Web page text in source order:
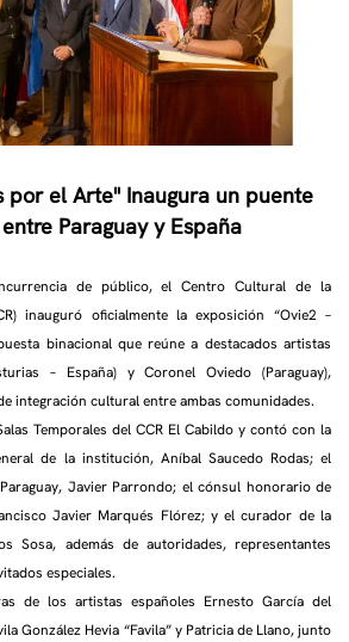
por el Arte" Inaugura un puente
Paraguay y España
de público, el Centro Cultural de la
inauguró oficialmente la exposición “Ovie2 –
binacional que reúne a destacados artistas
– España) y Coronel Oviedo (Paraguay),
integración cultural entre ambas comunidades.
Temporales del CCR El Cabildo y contó con la
de la institución, Aníbal Saucedo Rodas; el
Javier Parrondo; el cónsul honorario de
Javier Marqués Flórez; y el curador de la
Sosa, además de autoridades, representantes
especiales.
de los artistas españoles Ernesto García del
González Hevia “Favila” y Patricia de Llano, junto